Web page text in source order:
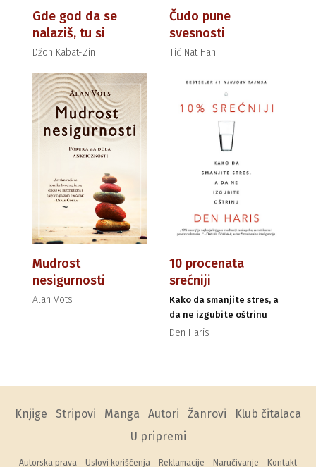
Gde god da se
nalaziš, tu si
Džon Kabat-Zin
Čudo pune
svesnosti
Tič Nat Han
Mudrost
nesigurnosti
Alan Vots
10 procenata
srećniji
Kako da smanjite stres, a
da ne izgubite oštrinu
Den Haris
Knjige Stripovi Manga Autori Žanrovi
Klub čitalaca
U pripremi
Autorska prava Uslovi korišćenja Reklamacije Naručivanje Kontakt